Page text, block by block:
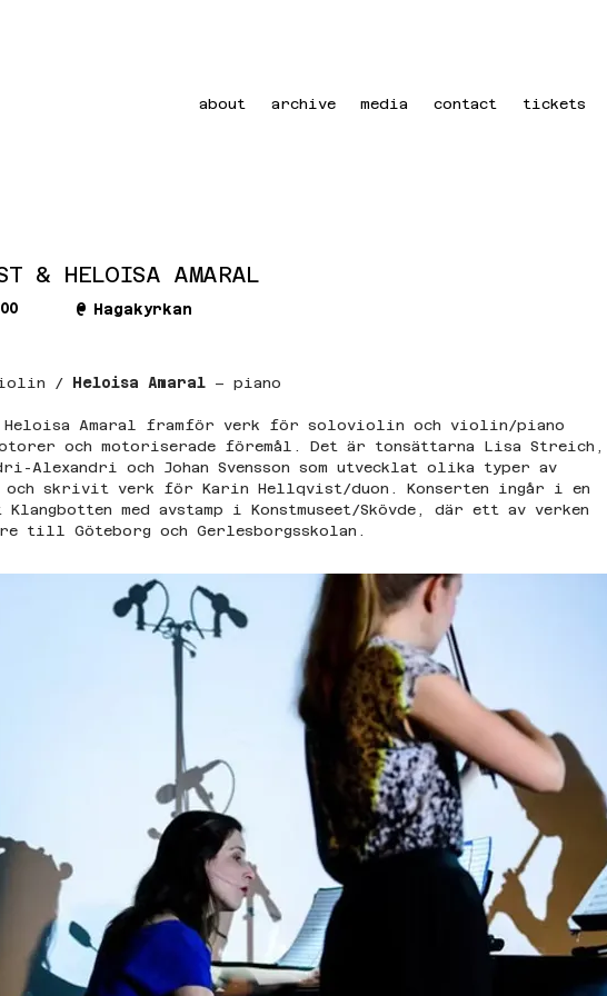
about archive media contact tickets
& HELOISA AMARAL
@ Hagakyrkan
/ Heloisa Amaral – piano
Heloisa Amaral framför verk för soloviolin och violin/piano
och motoriserade föremål. Det är tonsättarna Lisa Streich,
Alexandri och Johan Svensson som utvecklat olika typer av
och skrivit verk för Karin Hellqvist/duon. Konserten ingår i en
med avstamp i Konstmuseet/Skövde, där ett av verken
till Göteborg och Gerlesborgsskolan.